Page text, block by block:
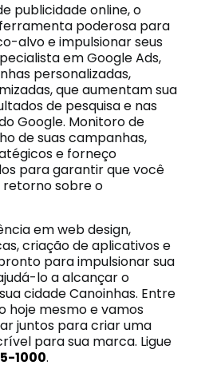
publicidade online, o
poderosa para
alvo e impulsionar seus
em Google Ads,
personalizadas,
que aumentam sua
de pesquisa e nas
Google. Monitoro de
de suas campanhas,
e forneço
para garantir que você
sobre o
em web design,
criação de aplicativos e
para impulsionar sua
lo a alcançar o
cidade Canoinhas. Entre
hoje mesmo e vamos
juntos para criar uma
para sua marca. Ligue
1000.